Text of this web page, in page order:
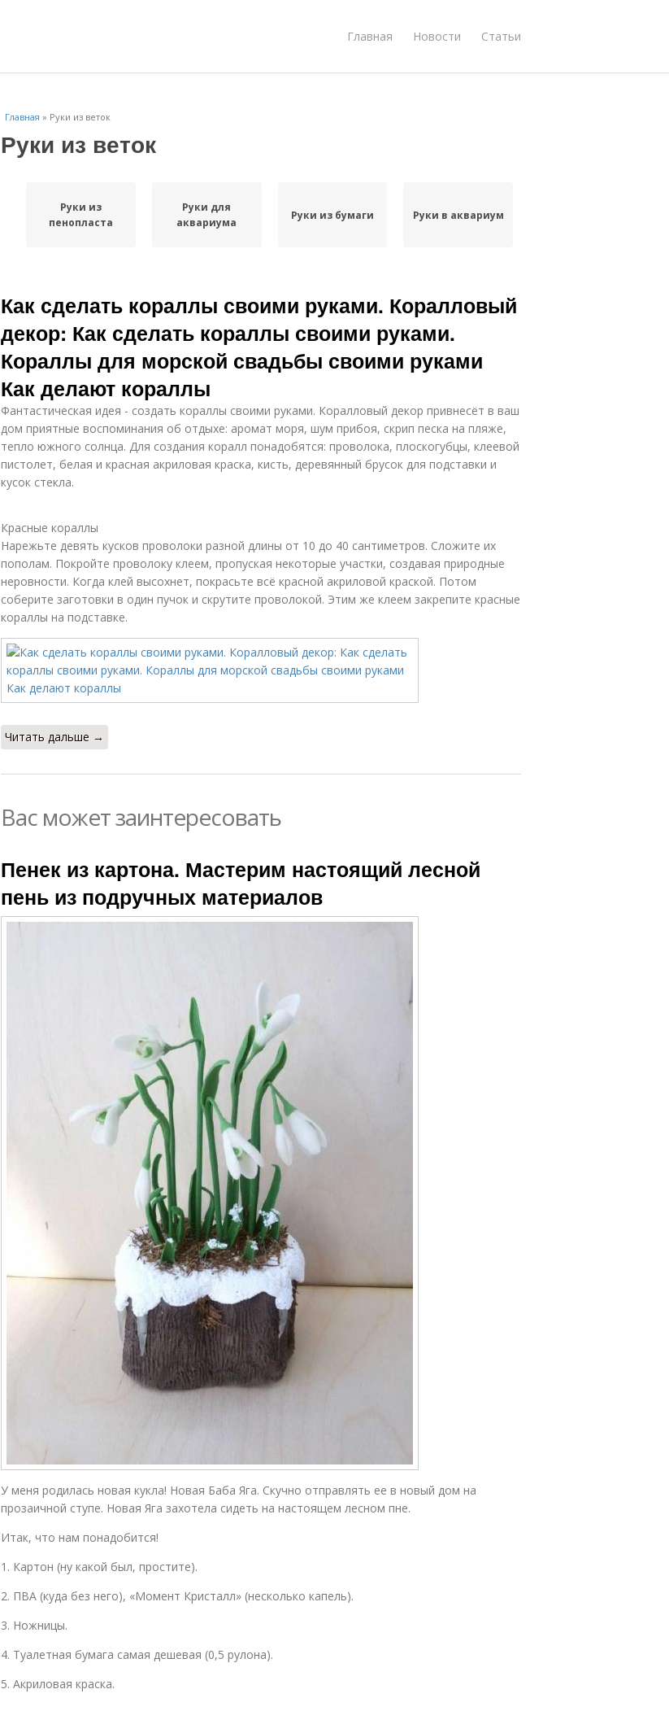
Главная Новости Статьи
Главная » Руки из веток
Руки из веток
Руки из
пенопласта
Руки для
аквариума
Руки из бумаги Руки в аквариум
Как сделать кораллы своими руками. Коралловый
декор: Как сделать кораллы своими руками.
Кораллы для морской свадьбы своими руками
Как делают кораллы
Фантастическая идея - создать кораллы своими руками. Коралловый декор привнесёт в ваш
дом приятные воспоминания об отдыхе: аромат моря, шум прибоя, скрип песка на пляже,
тепло южного солнца. Для создания коралл понадобятся: проволока, плоскогубцы, клеевой
пистолет, белая и красная акриловая краска, кисть, деревянный брусок для подставки и
кусок стекла.
Красные кораллы
Нарежьте девять кусков проволоки разной длины от 10 до 40 сантиметров. Сложите их
пополам. Покройте проволоку клеем, пропуская некоторые участки, создавая природные
неровности. Когда клей высохнет, покрасьте всё красной акриловой краской. Потом
соберите заготовки в один пучок и скрутите проволокой. Этим же клеем закрепите красные
кораллы на подставке.
Читать дальше →
Вас может заинтересовать
Пенек из картона. Мастерим настоящий лесной
пень из подручных материалов
У меня родилась новая кукла! Новая Баба Яга. Скучно отправлять ее в новый дом на
прозаичной ступе. Новая Яга захотела сидеть на настоящем лесном пне.
Итак, что нам понадобится!
1. Картон (ну какой был, простите).
2. ПВА (куда без него), «Момент Кристалл» (несколько капель).
3. Ножницы.
4. Туалетная бумага самая дешевая (0,5 рулона).
5. Акриловая краска.